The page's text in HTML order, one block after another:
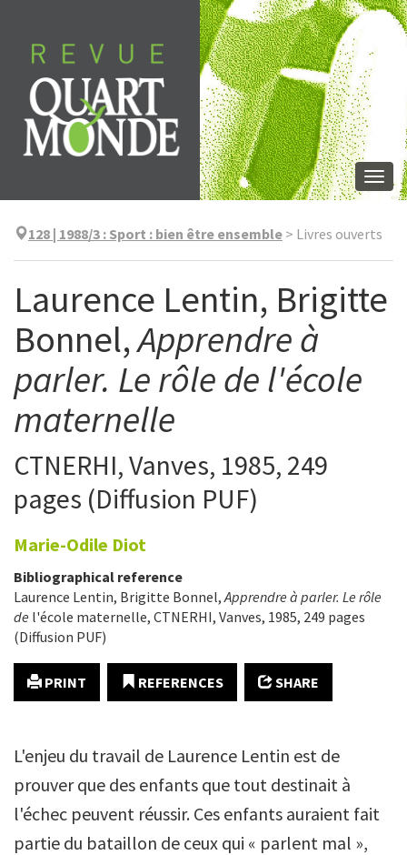
content
128 | 1988/3 : Sport : bien être ensemble > Livres ouverts
Laurence Lentin, Brigitte
Bonnel,Apprendre à
parler. Le rôle de l'école
maternelle
CTNERHI, Vanves, 1985, 249
pages (Diffusion PUF)
Marie-Odile Diot
Bibliographical reference
Laurence Lentin, Brigitte Bonnel,Apprendre à parler. Le rôle
de l'école maternelle, CTNERHI, Vanves, 1985, 249 pages
(Diffusion PUF)
PRINT REFERENCES SHARE
L'enjeu du travail de Laurence Lentin est de
prouver que des enfants que tout destinait à
l'échec peuvent réussir. Ces enfants auraient fait
partie du bataillon de ceux qui « parlent mal »,